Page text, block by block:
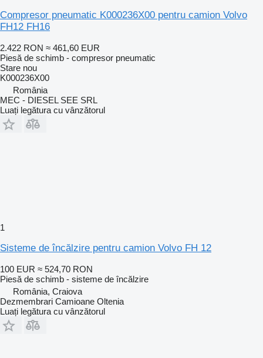
Compresor pneumatic K000236X00 pentru camion Volvo
FH12 FH16
2.422 RON ≈ 461,60 EUR
Piesă de schimb - compresor pneumatic
Stare nou
K000236X00
România
MEC - DIESEL SEE SRL
Luați legătura cu vânzătorul
1
Sisteme de încălzire pentru camion Volvo FH 12
100 EUR ≈ 524,70 RON
Piesă de schimb - sisteme de încălzire
România, Craiova
Dezmembrari Camioane Oltenia
Luați legătura cu vânzătorul